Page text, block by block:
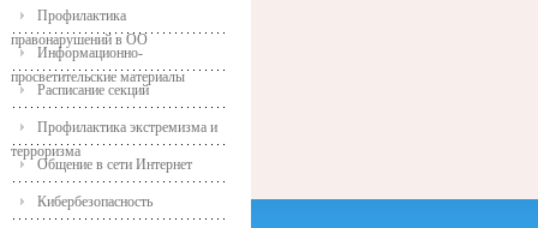
Профилактика
правонарушений в ОО
Информационно-
просветительские материалы
Расписание секций
Профилактика экстремизма и
терроризма
Общение в сети Интернет
Кибербезопасность